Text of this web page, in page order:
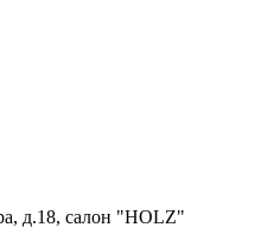
д.18, салон "HOLZ"